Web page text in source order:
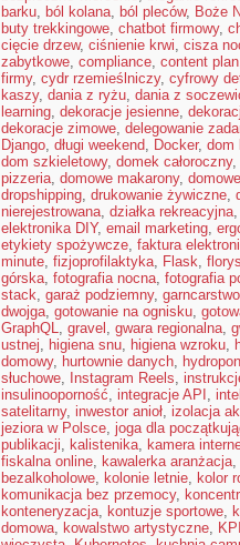
barku, ból kolana, ból pleców, Boże
buty trekkingowe, chatbot firmowy,
cięcie drzew, ciśnienie krwi, cisza
zabytkowe, compliance, content plan
firmy, cydr rzemieślniczy, cyfrowy
kaszy, dania z ryżu, dania z
learning, dekoracje jesienne,
dekoracje zimowe, delegowanie
Django, długi weekend, Docker, dom
dom szkieletowy, domek całoroczny,
pizzeria, domowe makarony,
dropshipping, drukowanie żywiczne,
nierejestrowana, działka rekreacyjna,
elektronika DIY, email marketing,
etykiety spożywcze, faktura
minute, fizjoprofilaktyka, Flask,
górska, fotografia nocna, fotografia
stack, garaż podziemny, garncarstwo
dwojga, gotowanie na ognisku,
GraphQL, gravel , gwara regionalna,
ustnej, higiena snu, higiena wzroku,
domowy, hurtownie danych,
słuchowe, Instagram Reels,
insulinooporność, integracje API ,
satelitarny, inwestor anioł, izolacja
jeziora w Polsce, joga dla
publikacji, kalistenika, kamera
fiskalna online, kawalerka aranżacja,
bezalkoholowe, kolonie letnie, kolor
komunikacja bez przemocy,
konteneryzacja, kontuzje sportowe,
domowa, kowalstwo artystyczne, KPI